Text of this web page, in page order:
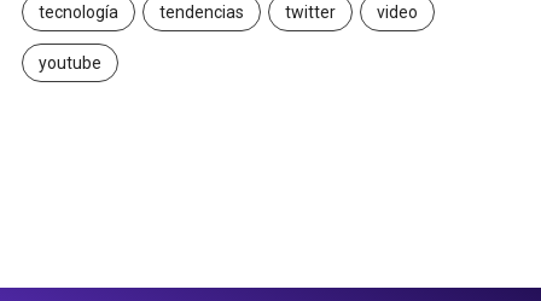
tecnología tendencias twitter video
youtube